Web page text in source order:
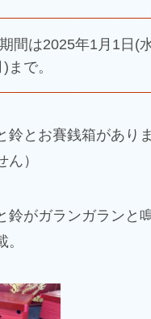
間は2025年1月1日(
まで。
鈴とお賽銭箱があり
）
鈴がガランガランと